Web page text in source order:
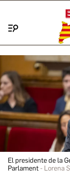
El presidente de la
Parlament
Lorena